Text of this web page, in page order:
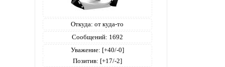
Откуда: от куда-то
Сообщений: 1692
Уважение: [+40/-0]
Позитив: [+17/-2]